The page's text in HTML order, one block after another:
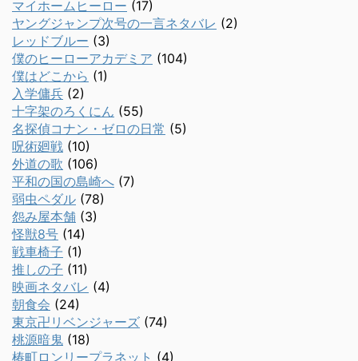
マイホームヒーロー (17)
ヤングジャンプ次号の一言ネタバレ (2)
レッドブルー (3)
僕のヒーローアカデミア (104)
僕はどこから (1)
入学傭兵 (2)
十字架のろくにん (55)
名探偵コナン・ゼロの日常 (5)
呪術廻戦 (10)
外道の歌 (106)
平和の国の島崎へ (7)
弱虫ペダル (78)
怨み屋本舗 (3)
怪獣8号 (14)
戦車椅子 (1)
推しの子 (11)
映画ネタバレ (4)
朝食会 (24)
東京卍リベンジャーズ (74)
桃源暗鬼 (18)
椿町ロンリープラネット (4)